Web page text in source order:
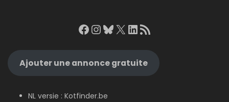
Facebook
Instagram
Bluesky
X LinkedIn
RSS Feed
Ajouter une annonce gratuite
NL versie : Kotfinder.be